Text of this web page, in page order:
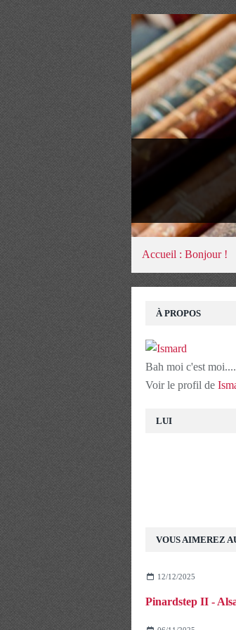
Accueil : Bonjour !
À PROPOS
Bah moi c'est moi....
Voir le profil de
VOUS AIMEREZ
12/12/2025
Pinardstep II -
LUI